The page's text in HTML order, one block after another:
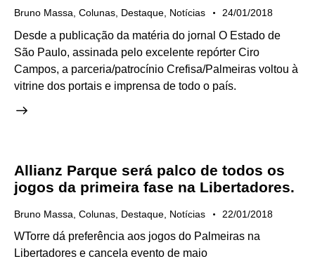
Bruno Massa Colunas Destaque Notícias 24/01/2018
Desde a publicação da matéria do jornal O Estado de
São Paulo, assinada pelo excelente repórter Ciro
Campos, a parceria/patrocínio Crefisa/Palmeiras voltou à
vitrine dos portais e imprensa de todo o país.
Allianz Parque será palco de todos os
jogos da primeira fase na Libertadores.
Bruno Massa Colunas Destaque Notícias 22/01/2018
WTorre dá preferência aos jogos do Palmeiras na
Libertadores e cancela evento de maio